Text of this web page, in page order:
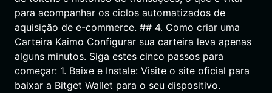
para acompanhar os ciclos automatizados de
aquisição de e-commerce. ## 4. Como criar uma
Carteira Kaimo Configurar sua carteira leva apenas
alguns minutos. Siga estes cinco passos para
começar: 1. Baixe e Instale: Visite o site oficial para
baixar a Bitget Wallet para o seu dispositivo.